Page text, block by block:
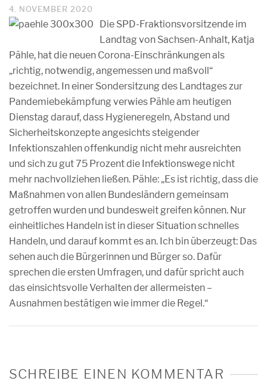
4. NOVEMBER 2020
Die SPD-Fraktionsvorsitzende im
Landtag von Sachsen-Anhalt, Katja
Pähle, hat die neuen Corona-Einschränkungen als
„richtig, notwendig, angemessen und maßvoll“
bezeichnet. In einer Sondersitzung des Landtages zur
Pandemiebekämpfung verwies Pähle am heutigen
Dienstag darauf, dass Hygieneregeln, Abstand und
Sicherheitskonzepte angesichts steigender
Infektionszahlen offenkundig nicht mehr ausreichten
und sich zu gut 75 Prozent die Infektionswege nicht
mehr nachvollziehen ließen. Pähle: „Es ist richtig, dass die
Maßnahmen von allen Bundesländern gemeinsam
getroffen wurden und bundesweit greifen können. Nur
einheitliches Handeln ist in dieser Situation schnelles
Handeln, und darauf kommt es an. Ich bin überzeugt: Das
sehen auch die Bürgerinnen und Bürger so. Dafür
sprechen die ersten Umfragen, und dafür spricht auch
das einsichtsvolle Verhalten der allermeisten –
Ausnahmen bestätigen wie immer die Regel.“
SCHREIBE EINEN KOMMENTAR